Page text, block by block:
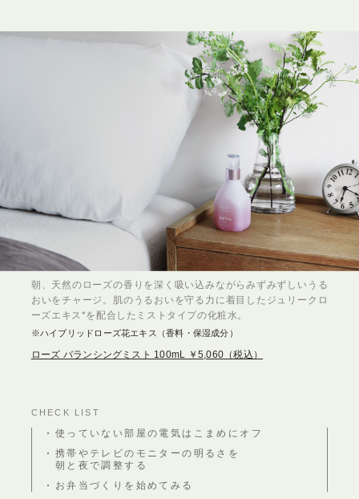
朝、天然のローズの香りを深く吸い込みながらみずみずしいうる
おいをチャージ。肌のうるおいを守る力に着目したジュリークロ
ーズエキス*を配合したミストタイプの化粧水。
※ハイブリッドローズ花エキス（香料・保湿成分）
ローズ バランシングミスト 100mL ￥5,060（税込）
CHECK LIST
使っていない部屋の電気はこまめにオフ
携帯やテレビのモニターの明るさを
朝と夜で調整する
お弁当づくりを始めてみる